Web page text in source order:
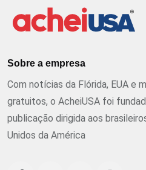
Sobre a empresa
Com notícias da Flórida, EUA e
gratuitos, o AcheiUSA foi
publicação dirigida aos
Unidos da América